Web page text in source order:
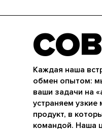
Каждая наша
обмен опытом:
ваши задачи на
устраняем узкие
продукт, в
командой. Наша